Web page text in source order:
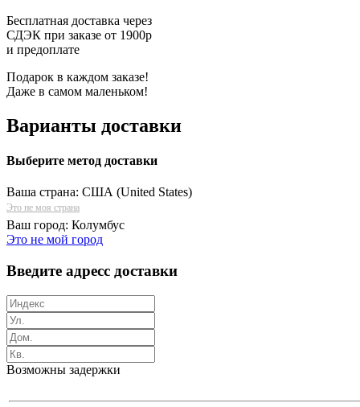
Бесплатная доставка через
СДЭК при заказе от 1900р
и предоплате
Подарок в каждом заказе!
Даже в самом маленьком!
Варианты доставки
Выберите метод доставки
Ваша страна: США (United States)
Это не моя страна
Ваш город: Колумбус
Это не мой город
Введите адресс доставки
Возможны задержки